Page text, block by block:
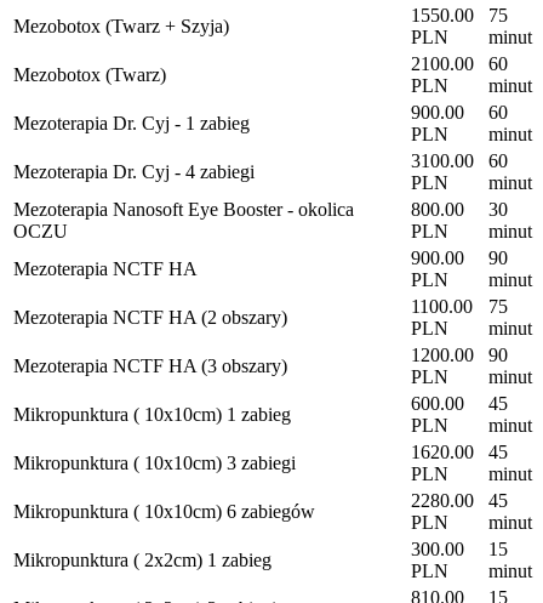
Mezobotox (Twarz + Szyja)
1550.00
PLN
75
minut
Mezobotox (Twarz)
2100.00
PLN
60
minut
Mezoterapia Dr. Cyj - 1 zabieg
900.00
PLN
60
minut
Mezoterapia Dr. Cyj - 4 zabiegi
3100.00
PLN
60
minut
Mezoterapia Nanosoft Eye Booster - okolica
OCZU
800.00
PLN
30
minut
Mezoterapia NCTF HA
900.00
PLN
90
minut
Mezoterapia NCTF HA (2 obszary)
1100.00
PLN
75
minut
Mezoterapia NCTF HA (3 obszary)
1200.00
PLN
90
minut
Mikropunktura ( 10x10cm) 1 zabieg
600.00
PLN
45
minut
Mikropunktura ( 10x10cm) 3 zabiegi
1620.00
PLN
45
minut
Mikropunktura ( 10x10cm) 6 zabiegów
2280.00
PLN
45
minut
Mikropunktura ( 2x2cm) 1 zabieg
300.00
PLN
15
minut
810.00 15